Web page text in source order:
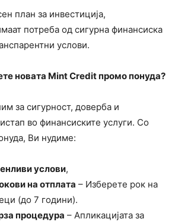
план за инвестиција,
потреба од сигурна финансиска
услови.
новата Mint Credit промо понуда?
за сигурност, доверба и
во финансиските услуги. Со
Ви нудиме:
услови,
на отплата – Изберете рок на
(до 7 години).
процедура – Апликацијата за